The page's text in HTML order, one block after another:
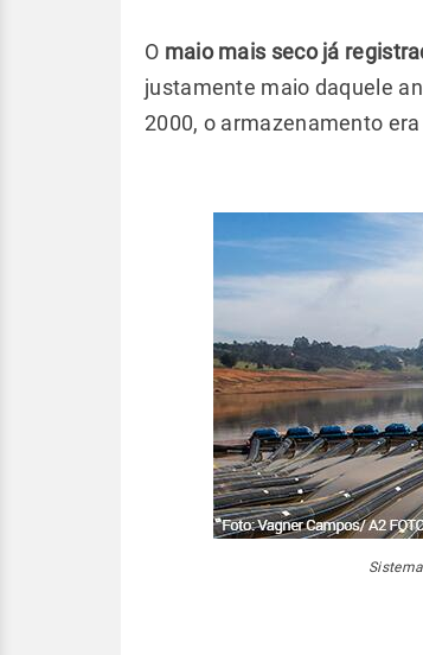
O maio mais seco já
justamente maio daquele
2000, o armazenamento